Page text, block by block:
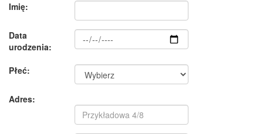
Imię:
Data
urodzenia:
Płeć:
Adres: